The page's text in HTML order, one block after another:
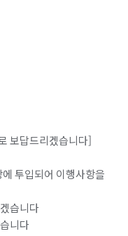
보답드리겠습니다]
투입되어 이행사항을
습니다
니다